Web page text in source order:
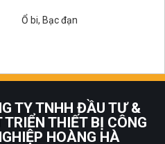
Ổ bi, Bạc đạn
TY TNHH ĐẦU TƯ &
TRIỂN THIẾT BỊ CÔNG
HOÀNG HÀ